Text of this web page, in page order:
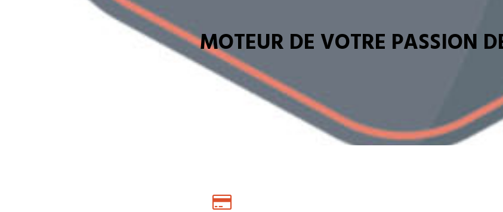
MOTEUR DE VOTRE PASSION